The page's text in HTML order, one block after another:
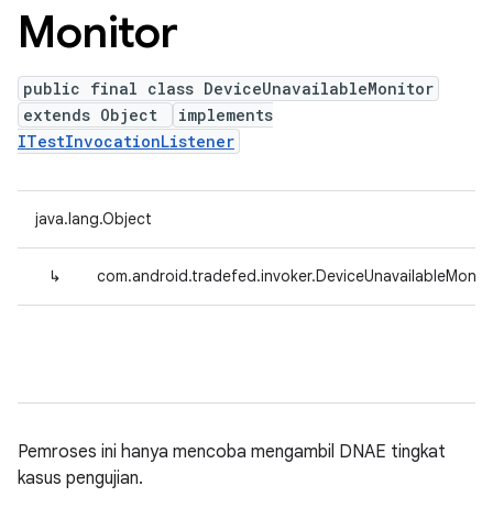
Monitor
public final class DeviceUnavailableMonitor
extends Object
implements
ITestInvocationListener
java.lang.Object
↳
Pemroses ini hanya mencoba mengambil DNAE tingkat
kasus pengujian.